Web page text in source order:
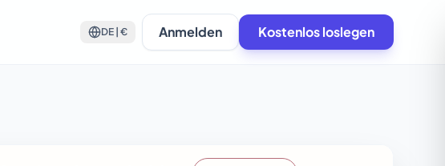
DE | € Anmelden Kostenlos loslegen